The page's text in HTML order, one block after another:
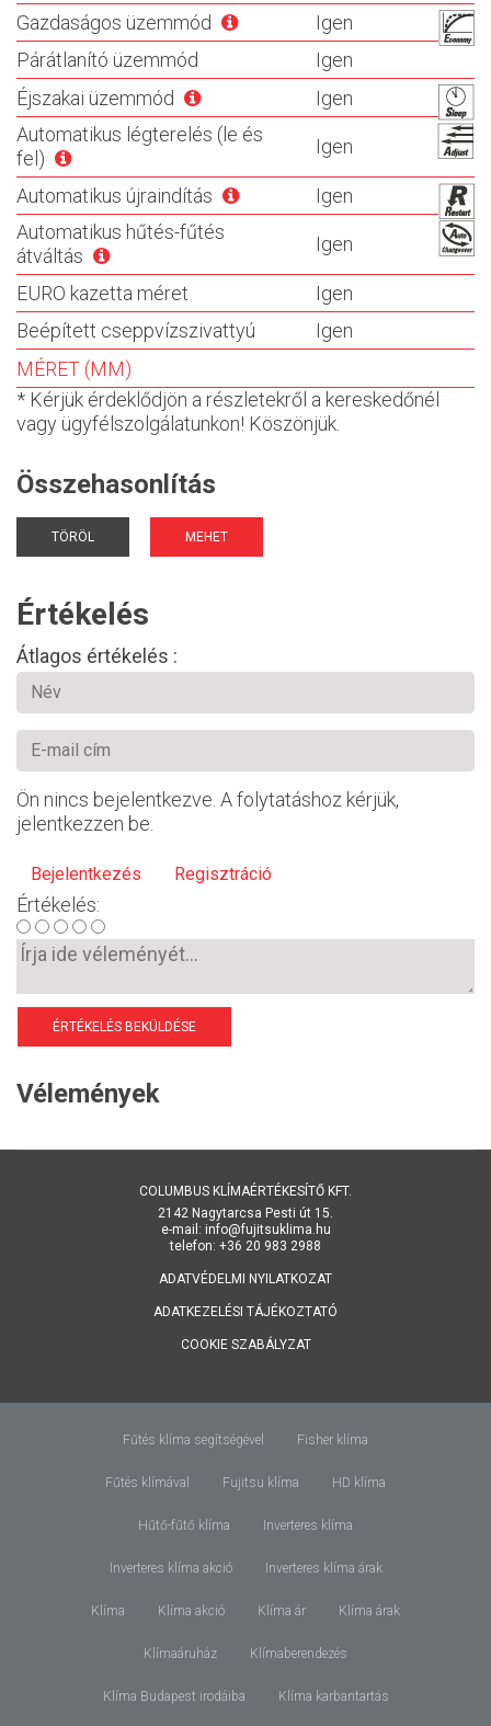
Gazdaságos üzemmód
Igen
Párátlanító üzemmód
Igen
Éjszakai üzemmód
Igen
Automatikus légterelés (le és
fel)
Igen
Automatikus újraindítás
Igen
Automatikus hűtés-fűtés
átváltás
Igen
EURO kazetta méret
Igen
Beépített cseppvízszivattyú
Igen
MÉRET (MM)
* Kérjük érdeklődjön a részletekről a kereskedőnél
vagy ügyfélszolgálatunkon! Köszönjük.
Összehasonlítás
TÖRÖL MEHET
Értékelés
Átlagos értékelés :
Ön nincs bejelentkezve. A folytatáshoz kérjük,
jelentkezzen be.
Bejelentkezés Regisztráció
Értékelés:
ÉRTÉKELÉS BEKÜLDÉSE
Vélemények
COLUMBUS KLÍMAÉRTÉKESÍTŐ KFT.
2142 Nagytarcsa Pesti út 15.
e-mail: info@fujitsuklima.hu
telefon: +36 20 983 2988
ADATVÉDELMI NYILATKOZAT
ADATKEZELÉSI TÁJÉKOZTATÓ
COOKIE SZABÁLYZAT
Fűtés klíma segítségével Fisher klíma
Fűtés klímával Fujitsu klíma HD klíma
Hűtő-fűtő klíma Inverteres klíma
Inverteres klíma akció Inverteres klíma árak
Klíma Klíma akció Klíma ár Klíma árak
Klímaáruház Klímaberendezés
Klíma Budapest irodáiba Klíma karbantartás